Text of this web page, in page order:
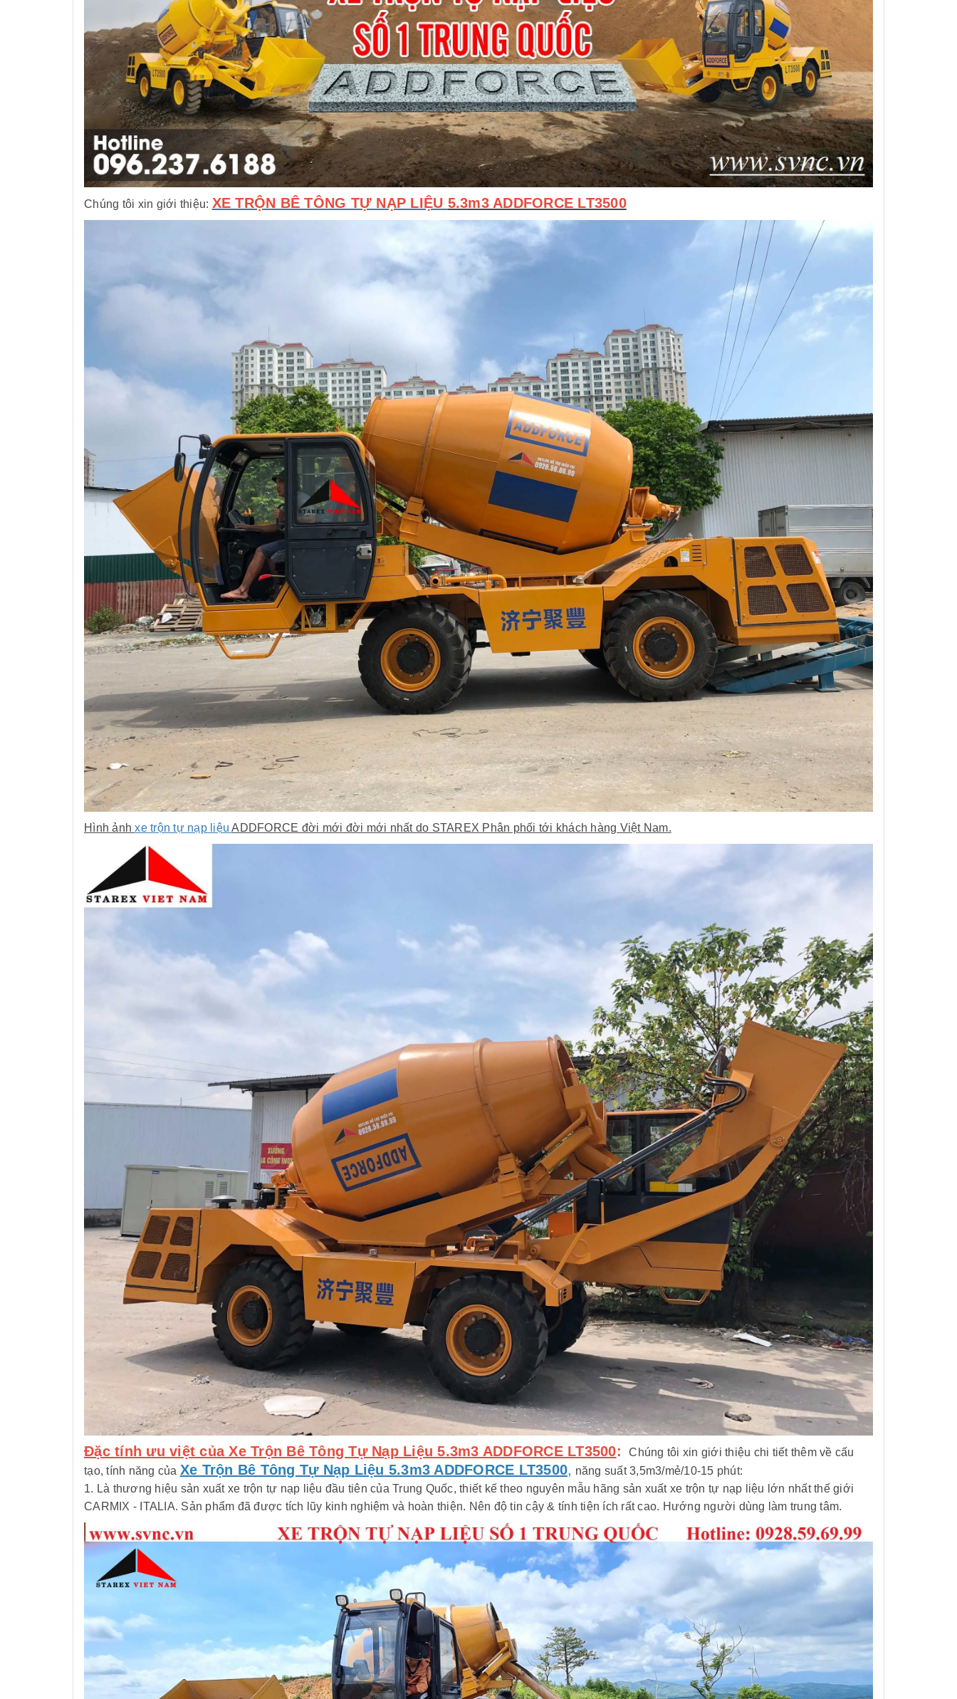
Chúng tôi xin giới thiệu: XE TRỘN BÊ TÔNG TỰ NẠP LIỆU 5.3m3 ADDFORCE LT3500
Hình ảnhxe trộn tự nạp liệuADDFORCE đời mới đời mới nhất do STAREX Phân phối tới khách hàng Việt Nam.
Đặc tính ưu việt của Xe Trộn Bê Tông Tự Nạp Liệu 5.3m3 ADDFORCE LT3500:
Chúng tôi xin giới thiệu chi tiết thêm về cấu
tạo, tính năng của Xe Trộn Bê Tông Tự Nạp Liệu 5.3m3 ADDFORCE LT3500, năng suất 3,5m3/mẻ/10-15 phút:
1. Là thương hiệu sản xuất xe trộn tự nạp liệu đầu tiên của Trung Quốc, thiết kế theo nguyên mẫu hãng sản xuất xe trộn tự nạp liệu lớn nhất thế giới
CARMIX - ITALIA. Sản phẩm đã được tích lũy kinh nghiệm và hoàn thiện. Nên độ tin cậy & tính tiện ích rất cao. Hướng người dùng làm trung tâm.